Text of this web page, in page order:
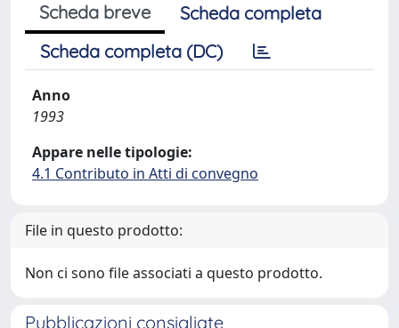
Scheda breve
Scheda completa
Scheda completa (DC)
Anno
1993
Appare nelle tipologie:
4.1 Contributo in Atti di convegno
File in questo prodotto:
Non ci sono file associati a questo prodotto.
Pubblicazioni consigliate